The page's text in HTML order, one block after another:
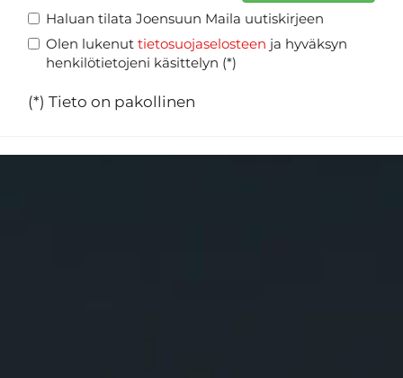
Haluan tilata Joensuun Maila uutiskirjeen
Olen lukenut tietosuojaselosteen ja hyväksyn
henkilötietojeni käsittelyn (*)
(*) Tieto on pakollinen